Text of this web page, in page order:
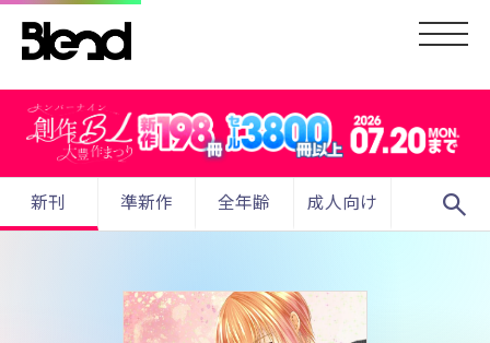
新刊 準新作 全年齢 成人向け search